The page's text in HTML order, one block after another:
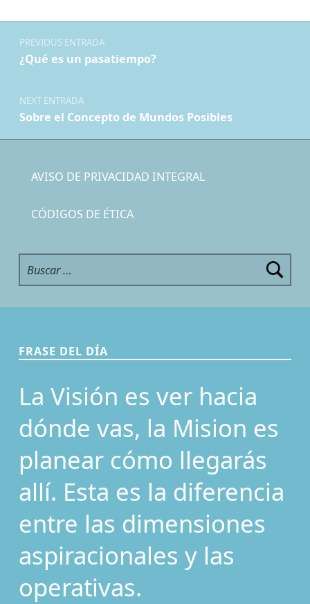
Navegación de entradas
PREVIOUS ENTRADA
¿Qué es un pasatiempo?
NEXT ENTRADA
Sobre el Concepto de Mundos Posibles
AVISO DE PRIVACIDAD INTEGRAL
CÓDIGOS DE ÉTICA
Buscar:
FRASE DEL DÍA
La Visión es ver hacia
dónde vas, la Mision es
planear cómo llegarás
allí. Esta es la diferencia
entre las dimensiones
aspiracionales y las
operativas.